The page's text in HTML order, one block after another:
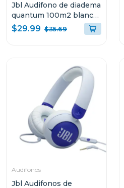
Jbl Audifono de diadema
quantum 100m2 blanco
qtum100m2
$29.99 $35.69
Audifonos
Jbl Audifonos de